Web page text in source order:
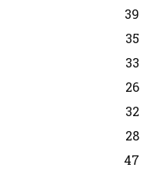
39
35
33
26
32
28
47